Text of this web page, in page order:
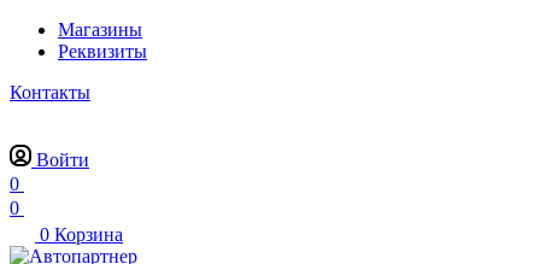
Магазины
Реквизиты
Контакты
Войти
0
0
0 Корзина